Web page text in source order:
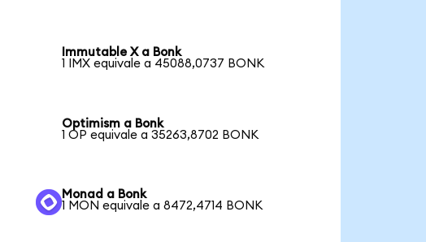
Immutable X a Bonk
1 IMX equivale a 45088,0737 BONK
Optimism a Bonk
1 OP equivale a 35263,8702 BONK
Monad a Bonk
1 MON equivale a 8472,4714 BONK